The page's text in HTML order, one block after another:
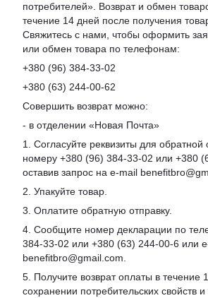
потребителей». Возврат и обмен
течение 14 дней после получения
Свяжитесь с нами, чтобы оформить
или обмен товара по телефонам:
+380 (96) 384-33-02
+380 (63) 244-00-62
Совершить возврат можно:
- в отделении «Новая Почта»
1. Согласуйте реквизиты для обратной
номеру +380 (96) 384-33-02 или +380
оставив запрос на e-mail
2. Упакуйте товар.
3. Оплатите обратную отправку.
4. Сообщите номер декларации по
384-33-02 или +380 (63) 244-00-6 или
benefitbro@gmail.com.
5. Получите возврат оплаты в течение
сохранении потребительских свойств и